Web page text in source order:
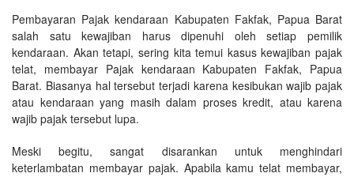
Pembayaran Pajak kendaraan Kabupaten Fakfak, Papua Barat
salah satu kewajiban harus dipenuhi oleh setiap pemilik
kendaraan. Akan tetapi, sering kita temui kasus kewajiban pajak
telat, membayar Pajak kendaraan Kabupaten Fakfak, Papua
Barat. Biasanya hal tersebut terjadi karena kesibukan wajib pajak
atau kendaraan yang masih dalam proses kredit, atau karena
wajib pajak tersebut lupa.
Meski begitu, sangat disarankan untuk menghindari
keterlambatan membayar pajak. Apabila kamu telat membayar,